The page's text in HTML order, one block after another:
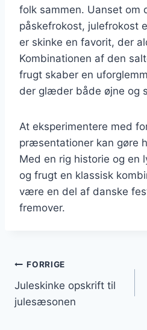
folk sammen. Uanset om
påskefrokost, julefrokost
er skinke en favorit, der
Kombinationen af den
frugt skaber en
der glæder både øjne og
At eksperimentere med
præsentationer kan gøre
Med en rig historie og en
og frugt en klassisk
være en del af danske
fremover.
FORRIGE
Juleskinke opskrift til
julesæsonen